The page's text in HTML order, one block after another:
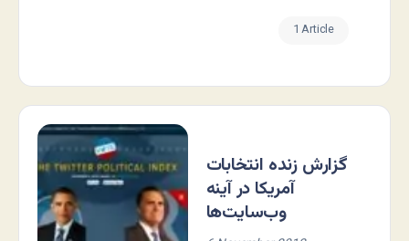
1 Article
گزارش زنده انتخابات
آمریکا در آینه
وب‌سایت‌ها